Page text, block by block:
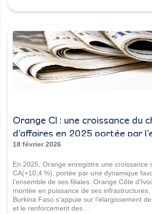
Orange CI : une croissance du
d’affaires en 2025 portée par
des filiales
18 février 2026
En 2025, Orange enregistre une croissance
CA(+10,4 %), portée par une dynamique
l’ensemble de ses filiales. Orange Côte
montée en puissance de ses infrastructures,
Burkina Faso s’appuie sur l’élargissement
et le renforcement des…